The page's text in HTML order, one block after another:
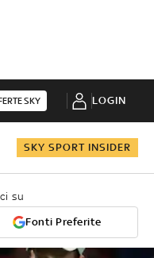
SKY LOGIN
SKY SPORT INSIDER
su
Fonti Preferite